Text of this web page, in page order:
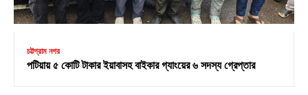
চট্টগ্রাম নগর
পটিয়ায় ৫ কোটি টাকার ইয়াবাসহ বাইকার গ্যাংয়ের ৬ সদস্য গ্রেপ্তার